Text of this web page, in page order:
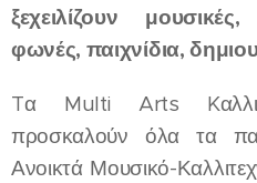
ξεχειλίζουν
φωνές, παιχνίδια,
Tα Multi Arts
προσκαλούν όλα τα
Ανοικτά Μουσικό-